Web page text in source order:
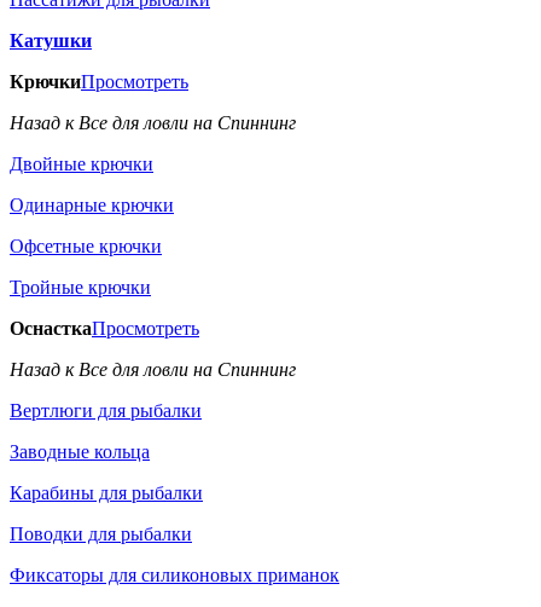
Катушки
КрючкиПросмотреть
Назад к Все для ловли на Спиннинг
Двойные крючки
Одинарные крючки
Офсетные крючки
Тройные крючки
ОснасткаПросмотреть
Назад к Все для ловли на Спиннинг
Вертлюги для рыбалки
Заводные кольца
Карабины для рыбалки
Поводки для рыбалки
Фиксаторы для силиконовых приманок